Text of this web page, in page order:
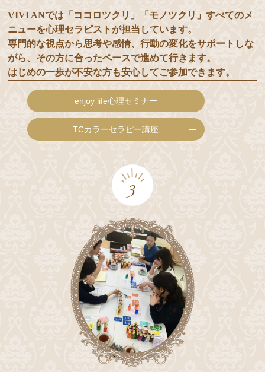
VIVI ANでは「ココロツクリ」「モノツクリ」すべてのメ
ニューを心理セラピストが担当しています。
専門的な視点から思考や感情、行動の変化をサポートしな
がら、その方に合ったペースで進めて行きます。
はじめの一歩が不安な方も安心してご参加できます。
enjoy life心理セミナー
TCカラーセラピー講座
3